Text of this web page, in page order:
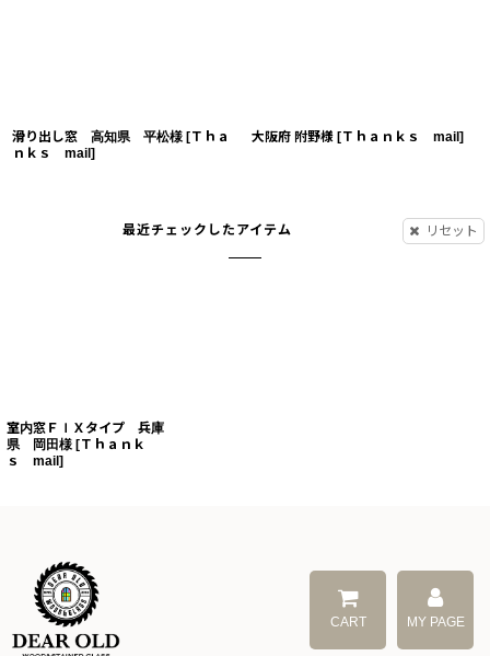
滑り出し窓 高知県 平松様 [Ｔｈａ
ｎｋｓ mail ]
大阪府 附野様 [Ｔｈａｎｋｓ mail ]
最近チェックしたアイテム リセット
室内窓ＦＩＸタイプ 兵庫
県 岡田様 [Ｔｈａｎｋ
ｓ mail ]
CART MY PAGE